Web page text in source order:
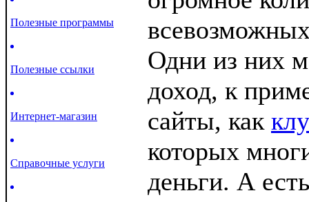
Полезные программы
Полезные ссылки
Интернет-магазин
Справочные услуги
Одни из них
доход, к
сайты, как
которых
деньги. А